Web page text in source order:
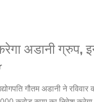
अडानी ग्रुप,
गौतम अडानी ने